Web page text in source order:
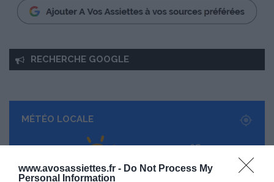
www.avosassiettes.fr - Do Not Process My
Personal Information
RECHERCHE GOOGLE
MÉTÉO LOCALE
17℃